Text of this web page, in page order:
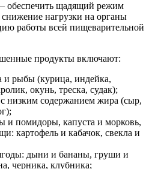
обеспечить щадящий режим
нагрузки на органы
работы всей пищеварительной
продукты включают:
и рыбы (курица, индейка,
окунь, треска, судак);
низким содержанием жира (сыр,
помидоры, капуста и морковь,
картофель и кабачок, свекла и
дыни и бананы, груши и
черника, клубника;